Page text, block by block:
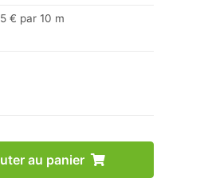
€ par 10 m
au panier